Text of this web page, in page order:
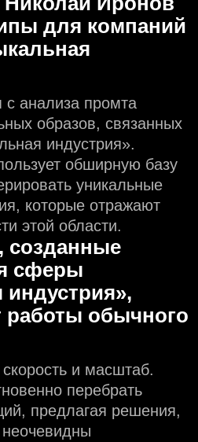
для компаний
с анализа промта
образов, связанных
индустрия».
обширную базу
уникальные
которые отражают
этой области.
созданные
сферы
работы обычного
и масштаб.
перебрать
предлагая решения,